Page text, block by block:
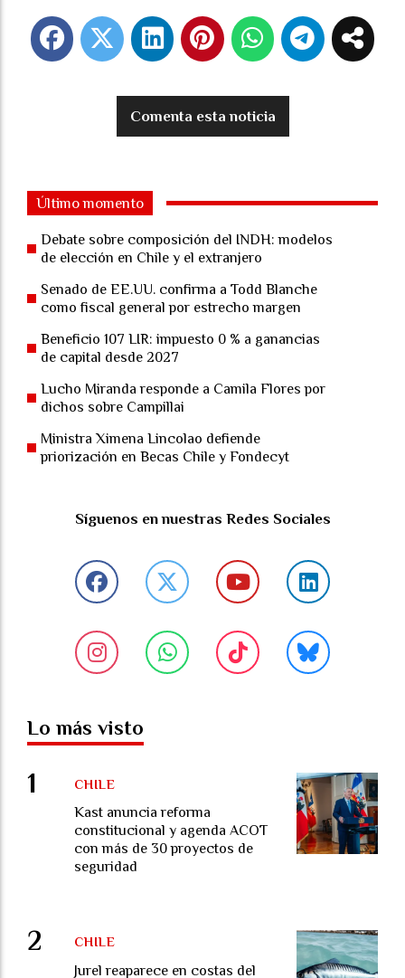
Comenta esta noticia
Último momento
Debate sobre composición del INDH: modelos
de elección en Chile y el extranjero
Senado de EE.UU. confirma a Todd Blanche
como fiscal general por estrecho margen
Beneficio 107 LIR: impuesto 0 % a ganancias
de capital desde 2027
Lucho Miranda responde a Camila Flores por
dichos sobre Campillai
Ministra Ximena Lincolao defiende
priorización en Becas Chile y Fondecyt
Síguenos en nuestras Redes Sociales
Lo más visto
Kast anuncia reforma
constitucional y agenda ACOT
con más de 30 proyectos de
seguridad
CHILE
Jurel reaparece en costas del
CHILE